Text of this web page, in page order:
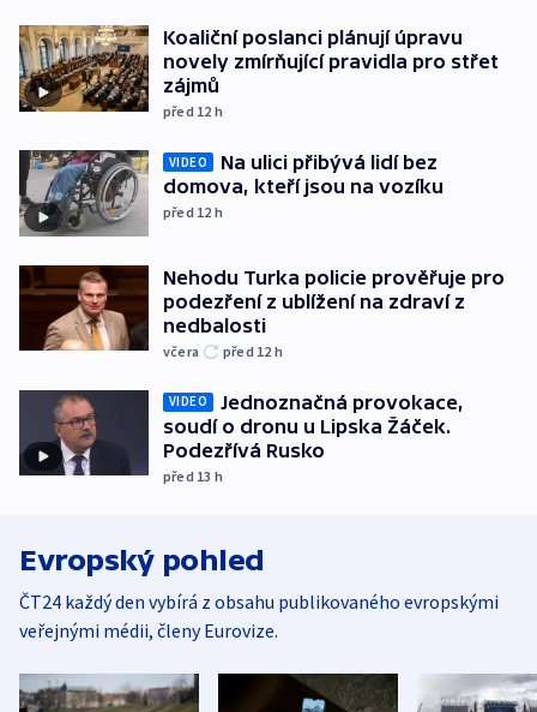
Koaliční poslanci plánují úpravu
novely zmírňující pravidla pro střet
zájmů
před 12 h
VIDEO
Na ulici přibývá lidí bez
domova, kteří jsou na vozíku
před 12 h
Nehodu Turka policie prověřuje pro
podezření z ublížení na zdraví z
nedbalosti
včera před 12 h
VIDEO
Jednoznačná provokace,
soudí o dronu u Lipska Žáček.
Podezřívá Rusko
před 13 h
Evropský pohled
ČT24 každý den vybírá z obsahu publikovaného evropskými
veřejnými médii, členy Eurovize.